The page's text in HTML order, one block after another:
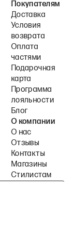
Покупателям
Доставка
Условия
возврата
Оплата
частями
Подарочная
карта
Программа
лояльности
Блог
О компании
О нас
Отзывы
Контакты
Магазины
Стилистам